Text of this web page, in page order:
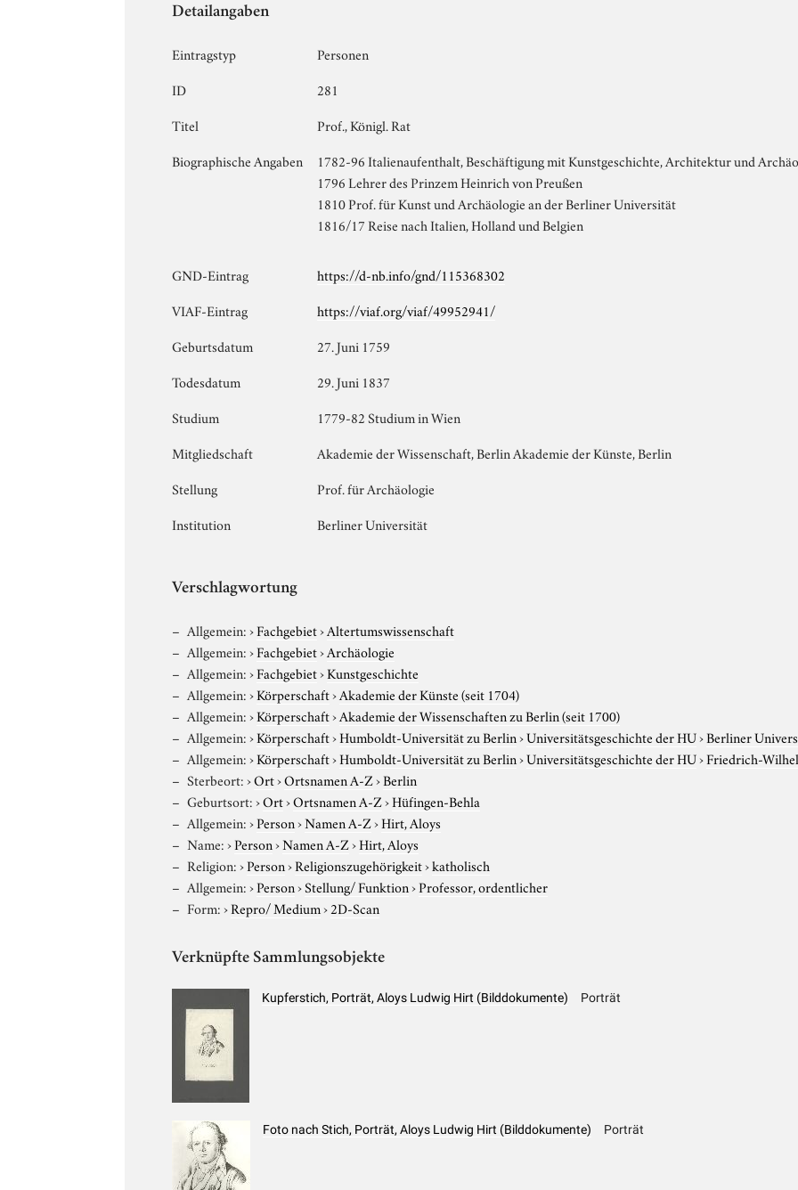
Detailangaben
Eintragstyp
Personen
ID
281
Titel
Prof., Königl. Rat
Biographische Angaben
1782-96 Italienaufenthalt, Beschäftigung mit Kunstgeschichte, Architektur und
1796 Lehrer des Prinzem Heinrich von Preußen
1810 Prof. für Kunst und Archäologie an der Berliner Universität
1816/17 Reise nach Italien, Holland und Belgien
GND-Eintrag
https://d-nb.info/gnd/115368302
VIAF-Eintrag
https://viaf.org/viaf/49952941/
Geburtsdatum
27. Juni 1759
Todesdatum
29. Juni 1837
Studium
1779-82 Studium in Wien
Mitgliedschaft
Akademie der Wissenschaft, Berlin Akademie der Künste, Berlin
Stellung
Prof. für Archäologie
Institution
Berliner Universität
Verschlagwortung
Allgemein:›Fachgebiet›Altertumswissenschaft
Allgemein:›Fachgebiet›Archäologie
Allgemein:›Fachgebiet›Kunstgeschichte
Allgemein:›Körperschaft›Akademie der Künste (seit 1704)
Allgemein:›Körperschaft›Akademie der Wissenschaften zu Berlin (seit 1700)
Allgemein:›Körperschaft›Humboldt-Universität zu Berlin›Universitätsgeschichte der HU›Berliner
Allgemein:›Körperschaft›Humboldt-Universität zu Berlin›Universitätsgeschichte der HU›Friedrich-
Sterbeort:›Ort›Ortsnamen A-Z›Berlin
Geburtsort:›Ort›Ortsnamen A-Z›Hüfingen-Behla
Allgemein:›Person›Namen A-Z›Hirt, Aloys
Name:›Person›Namen A-Z›Hirt, Aloys
Religion:›Person›Religionszugehörigkeit›katholisch
Allgemein:›Person›Stellung/ Funktion›Professor, ordentlicher
Form:›Repro/ Medium›2D-Scan
Verknüpfte Sammlungsobjekte
Kupferstich, Porträt, Aloys Ludwig Hirt (Bilddokumente) Porträt
Foto nach Stich, Porträt, Aloys Ludwig Hirt (Bilddokumente) Porträt